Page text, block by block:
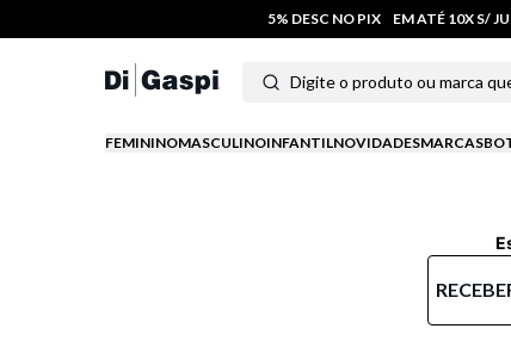
5% DESC NO PIX EM ATÉ 10X S/
Digite o produto ou marca que
FEMININOMASCULINOINFANTILNOVIDADESMARCAS